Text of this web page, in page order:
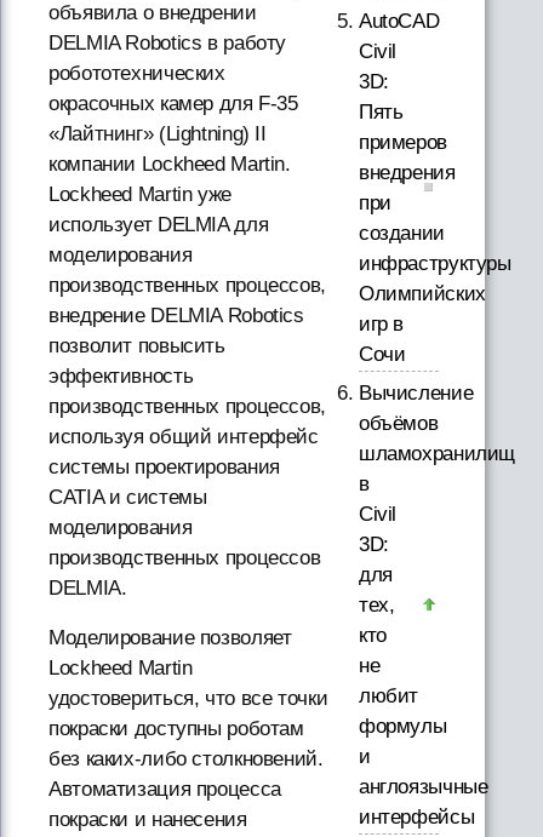
объявила о внедрении
DELMIA Robotics в работу
робототехнических
окрасочных камер для F-35
«Лайтнинг» (Lightning) II
компании Lockheed Martin.
Lockheed Martin уже
использует DELMIA для
моделирования
производственных процессов,
внедрение DELMIA Robotics
позволит повысить
эффективность
производственных процессов,
используя общий интерфейс
системы проектирования
CATIA и системы
моделирования
производственных процессов
DELMIA.
Моделирование позволяет
Lockheed Martin
удостовериться, что все точки
покраски доступны роботам
без каких-либо столкновений.
Автоматизация процесса
покраски и нанесения
AutoCAD
Civil
3D:
Пять
примеров
внедрения
при
создании
инфраструктуры
Олимпийских
игр в
Сочи
Вычисление
объёмов
шламохранилищ
в
Civil
3D:
для
тех,
кто
не
любит
формулы
и
англоязычные
интерфейсы